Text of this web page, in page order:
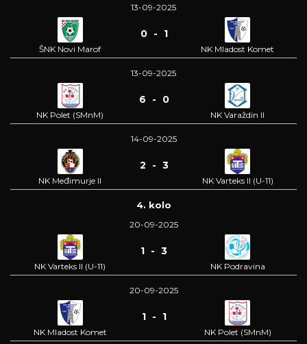
13-09-2025
ŠNK Novi Marof
0 - 1
NK Mladost Komet
13-09-2025
NK Polet (SMnM)
6 - 0
NK Varaždin II
14-09-2025
NK Međimurje II
2 - 3
NK Varteks II (U-11)
4. kolo
20-09-2025
NK Varteks II (U-11)
1 - 3
NK Podravina
20-09-2025
NK Mladost Komet
1 - 1
NK Polet (SMnM)